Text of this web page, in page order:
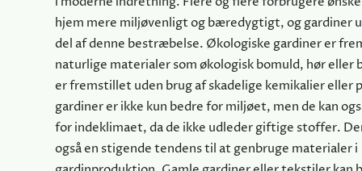
hjem mere miljøvenligt og bæredygtigt, og gardiner
del af denne bestræbelse. Økologiske gardiner er
naturlige materialer som økologisk bomuld, hør eller
er fremstillet uden brug af skadelige kemikalier eller
gardiner er ikke kun bedre for miljøet, men de kan
for indeklimaet, da de ikke udleder giftige stoffer.
også en stigende tendens til at genbruge materialer i